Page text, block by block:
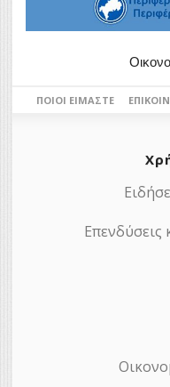
ΠΟΙΟΙ ΕΊΜΑΣΤΕ
Επενδύσεις